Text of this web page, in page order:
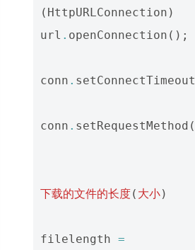
( HttpURLConnection )
url . openConnection ();
conn . setConnectTimeout
conn . setRequestMethod (
下载的文件的长度( 大小)
filelength =